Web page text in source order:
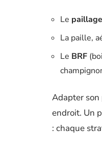
Le
La paille,
Le BRF
Adapter son
endroit. Un
: chaque